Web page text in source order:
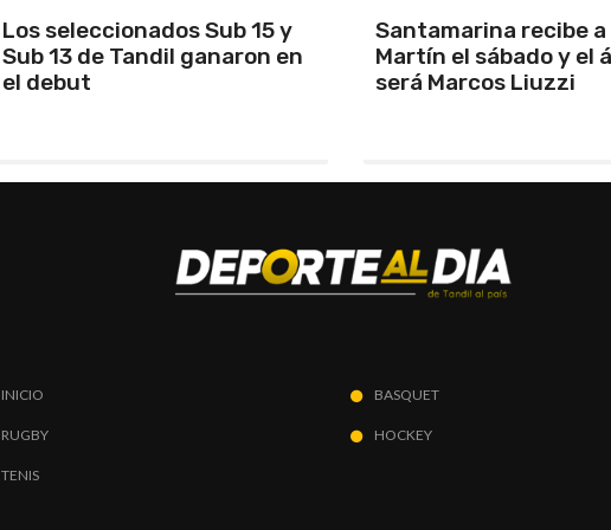
Santamarina recibe a San
Martín el sábado y el árbitro
será Marcos Liuzzi
Los Pumas se
enfrentar a
INICIO
RUGBY
TENIS
BASQUET
HOCKEY